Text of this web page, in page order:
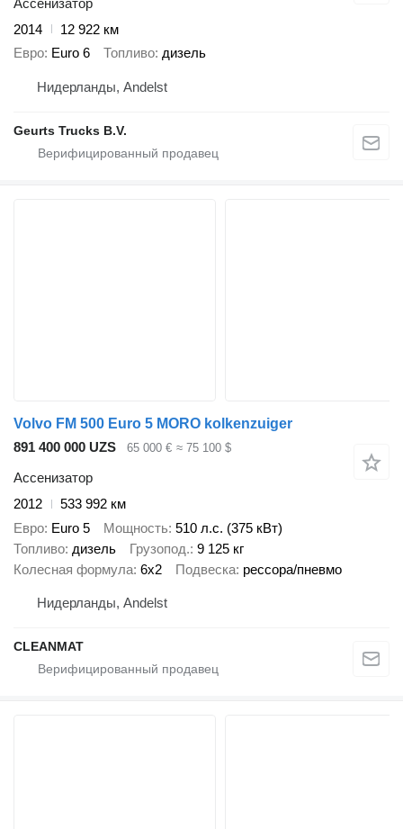
2014
12 922 км
Евро Euro 6 Топливо дизель
Нидерланды, Andelst
Geurts Trucks B.V.
Volvo FM 500 Euro 5 MORO kolkenzuiger
891 400 000 UZS
65 000 € ≈ 75 100 $
Ассенизатор
2012
533 992 км
Евро Euro 5 Мощность 510 л.с. (375 кВт)
Топливо дизель Грузопод. 9 125 кг
Колесная формула 6x2 Подвеска рессора/пневмо
Нидерланды, Andelst
CLEANMAT